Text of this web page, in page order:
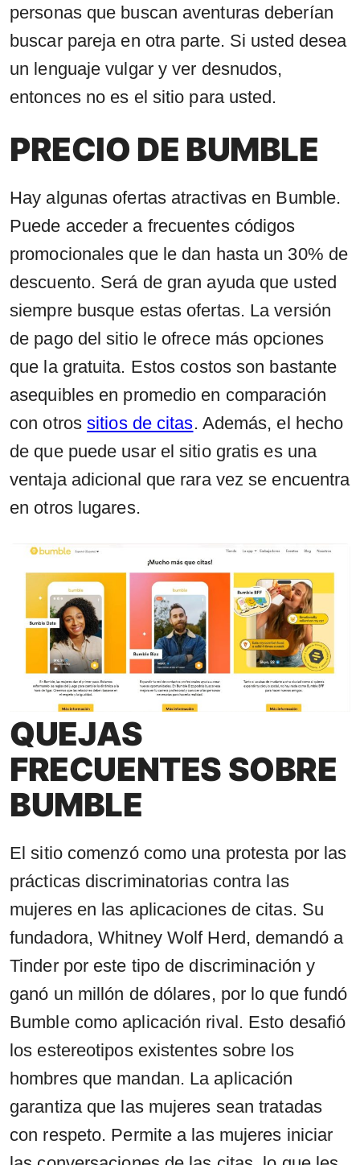
personas que buscan aventuras deberían
buscar pareja en otra parte. Si usted desea
un lenguaje vulgar y ver desnudos,
entonces no es el sitio para usted.
PRECIO DE BUMBLE
Hay algunas ofertas atractivas en Bumble.
Puede acceder a frecuentes códigos
promocionales que le dan hasta un 30% de
descuento. Será de gran ayuda que usted
siempre busque estas ofertas. La versión
de pago del sitio le ofrece más opciones
que la gratuita. Estos costos son bastante
asequibles en promedio en comparación
con otros sitios de citas. Además, el hecho
de que puede usar el sitio gratis es una
ventaja adicional que rara vez se encuentra
en otros lugares.
QUEJAS
FRECUENTES SOBRE
BUMBLE
El sitio comenzó como una protesta por las
prácticas discriminatorias contra las
mujeres en las aplicaciones de citas. Su
fundadora, Whitney Wolf Herd, demandó a
Tinder por este tipo de discriminación y
ganó un millón de dólares, por lo que fundó
Bumble como aplicación rival. Esto desafió
los estereotipos existentes sobre los
hombres que mandan. La aplicación
garantiza que las mujeres sean tratadas
con respeto. Permite a las mujeres iniciar